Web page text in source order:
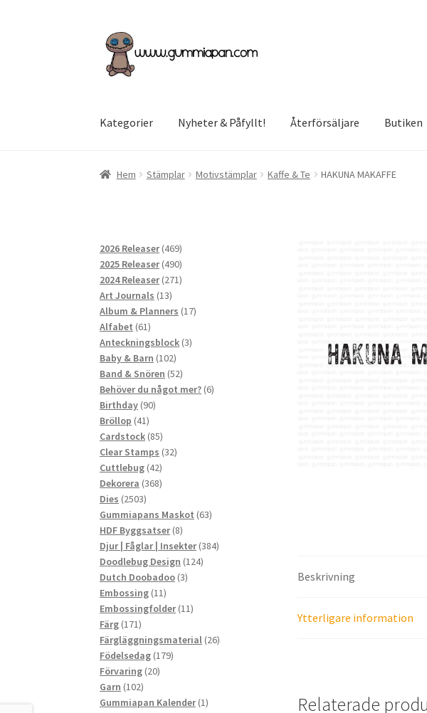
Hoppa
till
navigering
Hoppa
till
innehåll
Kategorier Nyheter & Påfyllt! Återförsäljare Butiken
Hem Stämplar Motivstämplar Kaffe & Te HAKUNA MAKAFFE
Beskrivning
Ytterligare information
Relaterade
2026 Releaser 469469
produkter
2025 Releaser 490490
produkter
2024 Releaser 271271
Art Journals 1313
produkter
Album & Planners 1717
Alfabet 6161
produkter
Anteckningsblock 33
Baby & Barn 102102
produkter
Band & Snören 5252
produkter
Behöver du något mer? 66
Birthday 9090
Bröllop 4141
produkter
Cardstock 8585
produkter
Clear Stamps 3232
Cuttlebug 4242
produkter
Dekorera 368368
Dies 25032503
produkter
Gummiapans Maskot 6363
HDF Byggsatser 88
produkter
Djur | Fåglar | Insekter 384384
Doodlebug Design 124124
Dutch Doobadoo 33
Embossing 1111
produkter
Embossingfolder 1111
Färg 171171
produkter
Färgläggningsmaterial 2626
Födelsedag 179179
Förvaring 2020
Garn 102102
produkter
Gummiapan Kalender 11